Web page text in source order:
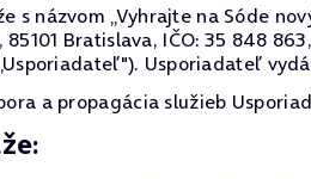
s názvom „Vyhrajte na Sóde
Bratislava, IČO: 35 848
Usporiadateľ
a propagácia služieb